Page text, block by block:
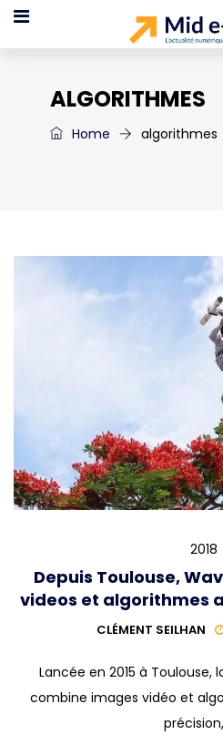
ALGORITHMES
Home algorithmes
2018
Depuis Toulouse,
videos et algorithmes
CLÉMENT SEILHAN
Lancée en 2015 à Toulouse,
combine images vidéo et